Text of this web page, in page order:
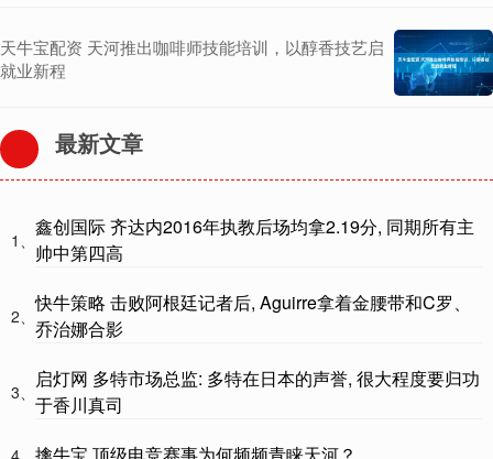
天牛宝配资 天河推出咖啡师技能培训，以醇香技艺启
就业新程
最新文章
1、
鑫创国际 齐达内2016年执教后场均拿2.19分, 同期所有主
帅中第四高
2、
快牛策略 击败阿根廷记者后, Aguirre拿着金腰带和C罗、
乔治娜合影
3、
启灯网 多特市场总监: 多特在日本的声誉, 很大程度要归功
于香川真司
4、 擒牛宝 顶级电竞赛事为何频频青睐天河？